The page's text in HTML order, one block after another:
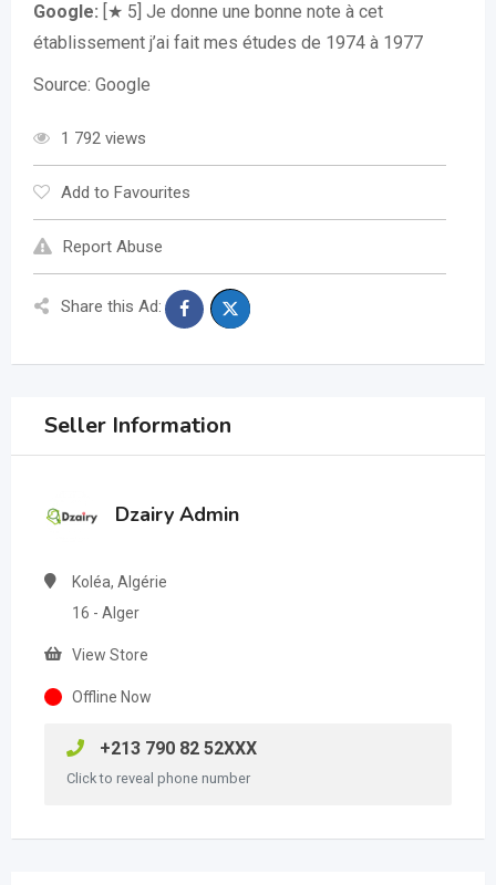
Google: [★ 5] Je donne une bonne note à cet
établissement j’ai fait mes études de 1974 à 1977
Source: Google
1 792 views
Add to Favourites
Report Abuse
Share this Ad:
Seller Information
Dzairy Admin
Koléa, Algérie
16 - Alger
View Store
Offline Now
+213 790 82 52XXX
Click to reveal phone number